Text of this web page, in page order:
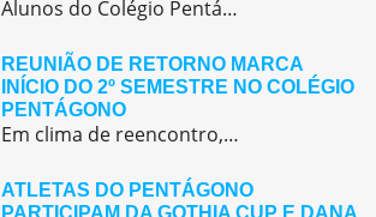
Alunos do Colégio Pentágono retornaram às aulas trazendo o entusiasmo dos reencontros e o desejo de seguir aprendendo com significado.
REUNIÃO DE RETORNO MARCA
INÍCIO DO 2º SEMESTRE NO COLÉGIO
PENTÁGONO
Em clima de reencontro, a equipe pedagógica participou da abertura do semestre letivo com treinamentos e simulação de emergência
ATLETAS DO PENTÁGONO
PARTICIPAM DA GOTHIA CUP E DANA